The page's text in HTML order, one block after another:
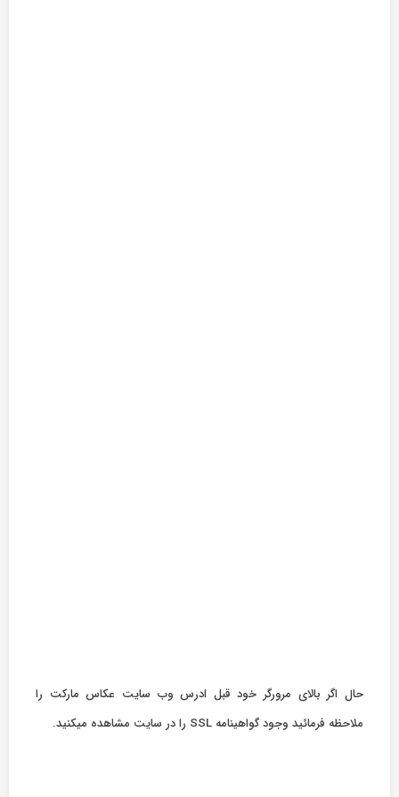
حال اگر بالای مرورگر خود قبل ادرس وب سایت عکاس مارکت را
ملاحظه فرمائید وجود گواهینامه SSL را در سایت مشاهده میکنید.